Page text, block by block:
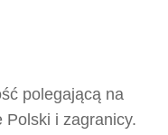
polegającą na
Polski i zagranicy.